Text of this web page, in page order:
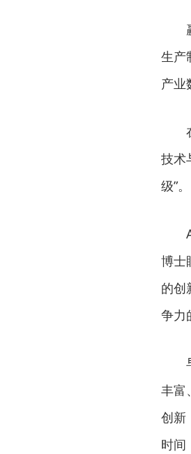
生产
产业
技术
级”。
博士
的创
争力
丰富
创新
时间